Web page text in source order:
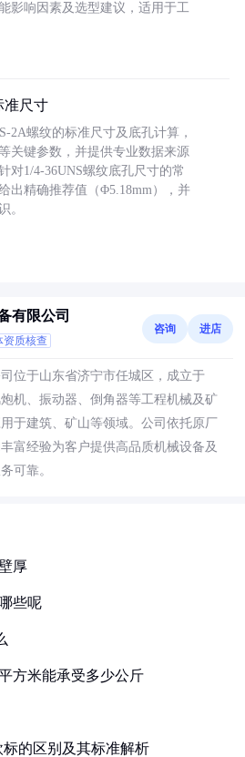
影响因素及选型建议，适用于工
准尺寸
2A螺纹的标准尺寸及底孔计算，
关键参数，并提供专业数据来源
对1/4-36UNS螺纹底孔尺寸的常
出精确推荐值（Φ5.18mm），并
。
有限公司
资质核查
咨询 进店
位于山东省济宁市任城区，成立于
机、振动器、倒角器等工程机械及矿
于建筑、矿山等领域。公司依托原厂
富经验为客户提供高品质机械设备及
可靠。
厚
些呢
方米能承受多少公斤
的区别及其标准解析